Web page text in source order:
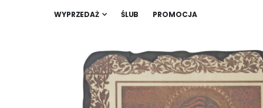
WYPRZEDAŻ ŚLUB PROMOCJA